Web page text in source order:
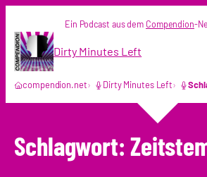
Inhalt
springen
Ein Podcast aus dem Compendion-
Dirty Minutes Left
compendion.net Dirty Minutes Left
Schlagwort: